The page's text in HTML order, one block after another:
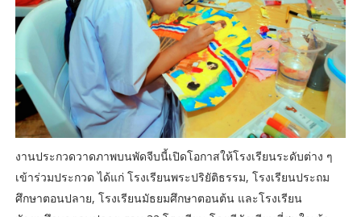
งานประกวดวาดภาพบนพัดจีบนี้เปิดโอกาสให้โรงเรียนระดับต่าง ๆ
เข้าร่วมประกวด ได้แก่ โรงเรียนพระปริยัติธรรม, โรงเรียนประถม
ศึกษาตอนปลาย, โรงเรียนมัธยมศึกษาตอนต้น และโรงเรียน